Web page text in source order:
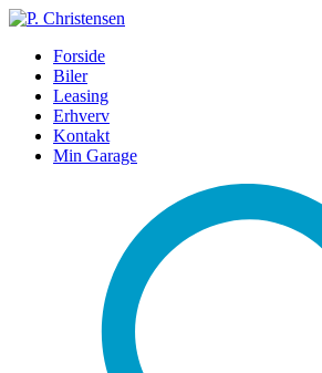
Forside
Biler
Leasing
Erhverv
Kontakt
Min Garage